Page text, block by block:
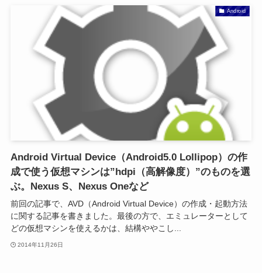
Android
Android Virtual Device（Android5.0 Lollipop）の作
成で使う仮想マシンは”hdpi（高解像度）”のものを選
ぶ。Nexus S、Nexus Oneなど
前回の記事で、AVD（Android Virtual Device）の作成・起動方法
に関する記事を書きました。最後の方で、エミュレーターとして
どの仮想マシンを使えるかは、結構ややこし...
2014年11月26日